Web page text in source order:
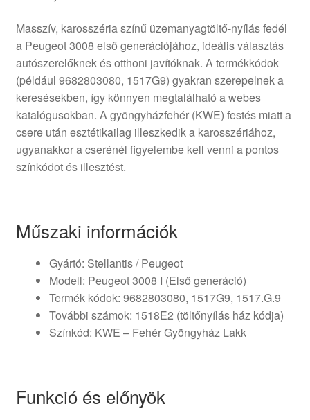
Masszív, karosszéria színű üzemanyagtöltő-nyílás fedél
a Peugeot 3008 első generációjához, ideális választás
autószerelőknek és otthoni javítóknak. A termékkódok
(például 9682803080, 1517G9) gyakran szerepelnek a
keresésekben, így könnyen megtalálható a webes
katalógusokban. A gyöngyházfehér (KWE) festés miatt a
csere után esztétikailag illeszkedik a karosszériához,
ugyanakkor a cserénél figyelembe kell venni a pontos
színkódot és illesztést.
Műszaki információk
Gyártó: Stellantis / Peugeot
Modell: Peugeot 3008 I (Első generáció)
Termék kódok: 9682803080, 1517G9, 1517.G.9
További számok: 1518E2 (töltőnyílás ház kódja)
Színkód: KWE – Fehér Gyöngyház Lakk
Funkció és előnyök